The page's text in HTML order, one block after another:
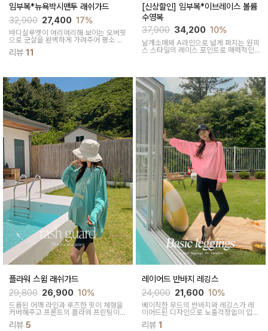
임부복*뉴욕박시맨투 래쉬가드
32,900 27,400 17%
바디실루엣이 여리여리해 보이는 오버핏
으로 군살을 완벽하게 가려주어 평소 노
출이 꺼려지셨던 분들께 편안한 활동감
을 주는 스윔웨어에요
리뷰 11
[신상할인] 임부복*이브레이스 볼륨
수영복
37,900 34,200 10%
날개소매와 A라인으로 넓게 퍼지는 원피
스 스타일의 레이스 포인트로 매력적인
플라워 스윔 래쉬가드
29,800 26,900 10%
드롭된 어깨 라인과 루즈한 핏이 체형을
커버해주고 프론트의 플라워 프린팅이
사랑스럽고 화사한 분위기를 더해줘요
리뷰 5
레이어드 반바지 레깅스
24,000 21,600 10%
베이직한 무드의 반바지와 레깅스가 레
이어드된 디자인으로 노출걱정없이 입기
좋고 일체형이라 입기 수월해요
리뷰 1